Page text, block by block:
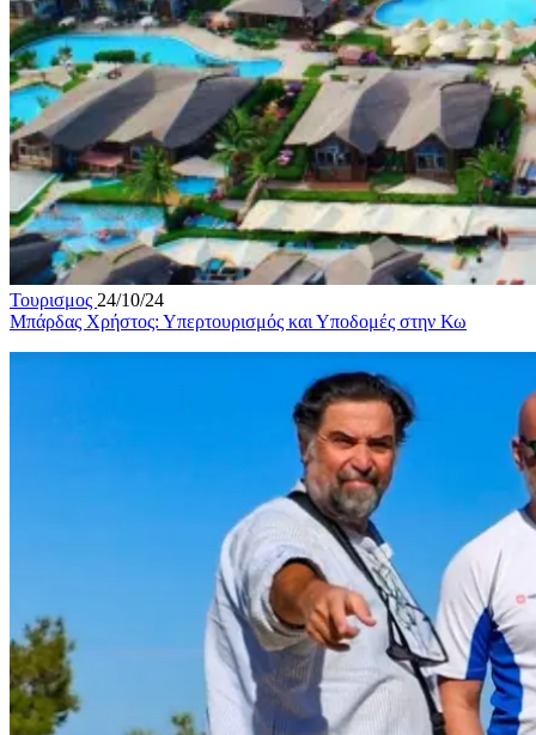
Τουρισμος 24/10/24
Μπάρδας Χρήστος: Υπερτουρισμός και Υποδομές στην Κω